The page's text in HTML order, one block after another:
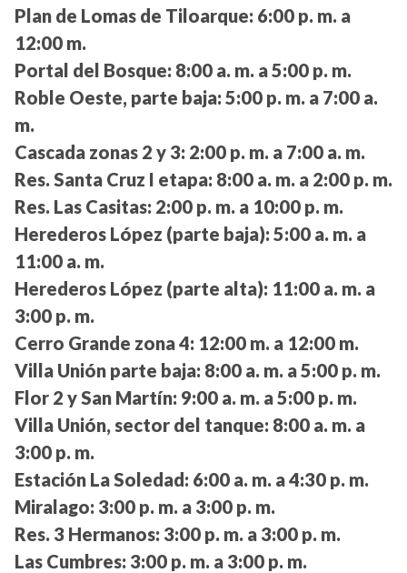
Plan de Lomas de Tiloarque: 6:00 p. m. a
12:00 m.
Portal del Bosque: 8:00 a. m. a 5:00 p. m.
Roble Oeste, parte baja: 5:00 p. m. a 7:00 a.
m.
Cascada zonas 2 y 3: 2:00 p. m. a 7:00 a. m.
Res. Santa Cruz I etapa: 8:00 a. m. a 2:00 p. m.
Res. Las Casitas: 2:00 p. m. a 10:00 p. m.
Herederos López (parte baja): 5:00 a. m. a
11:00 a. m.
Herederos López (parte alta): 11:00 a. m. a
3:00 p. m.
Cerro Grande zona 4: 12:00 m. a 12:00 m.
Villa Unión parte baja: 8:00 a. m. a 5:00 p. m.
Flor 2 y San Martín: 9:00 a. m. a 5:00 p. m.
Villa Unión, sector del tanque: 8:00 a. m. a
3:00 p. m.
Estación La Soledad: 6:00 a. m. a 4:30 p. m.
Miralago: 3:00 p. m. a 3:00 p. m.
Res. 3 Hermanos: 3:00 p. m. a 3:00 p. m.
Las Cumbres: 3:00 p. m. a 3:00 p. m.